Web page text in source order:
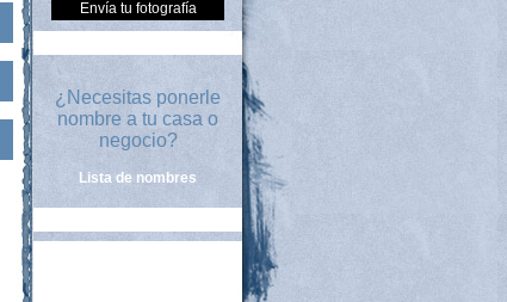
Envía tu fotografía
¿Necesitas ponerle
nombre a tu casa o
negocio?
Lista de nombres